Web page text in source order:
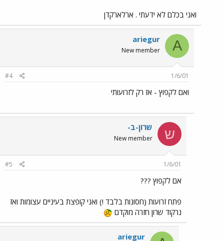
ואני בכלם לא ידעתי . ארלארקדן
A
ariegur
New member
1/6/01
#4
ואם לקפוץ - אז רק לזרועותי
ש שרון-ב-
New member
1/6/01
#5
אם לקפוץ ???
פתח זרועות (חסונות בלבד !) ואני קופצת בעיניים עצומות ואז
נרקוד שרון חזרה מוקדם
ariegur